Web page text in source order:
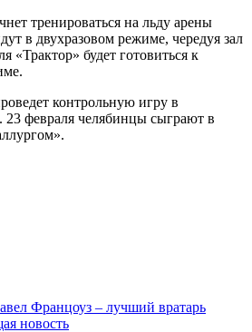
тренироваться на льду арены
в двухразовом режиме, чередуя зал
«Трактор» будет готовиться к
контрольную игру в
23 февраля челябинцы сыграют в
Францоуз – лучший вратарь
новость